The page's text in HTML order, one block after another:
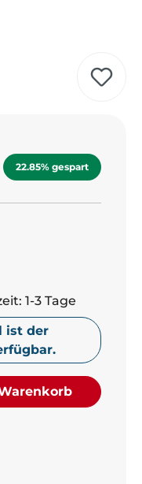
22.85% gespart
1-3 Tage
ist der
den